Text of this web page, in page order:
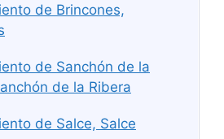
de Brincones,
de Sanchón de la
de la Ribera
de Salce, Salce